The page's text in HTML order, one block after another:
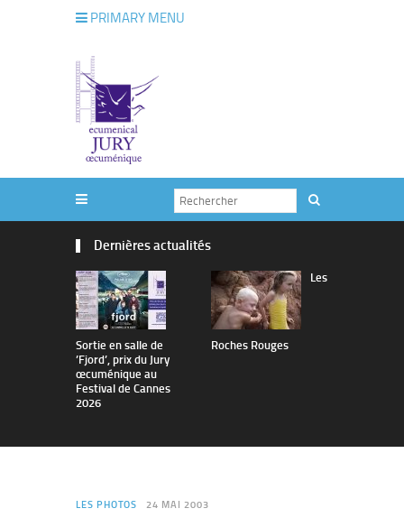
PRIMARY MENU
Dernières actualités
Sortie en salle de
’Fjord’, prix du Jury
œcuménique au
Festival de Cannes
2026
Les
Roches Rouges
LES PHOTOS 24 MAI 2003